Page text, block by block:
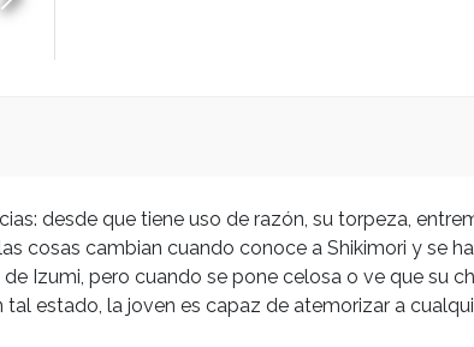
desde que tiene uso de razón, su torpeza,
cosas cambian cuando conoce a Shikimori y se
Izumi, pero cuando se pone celosa o ve que su
estado, la joven es capaz de atemorizar a